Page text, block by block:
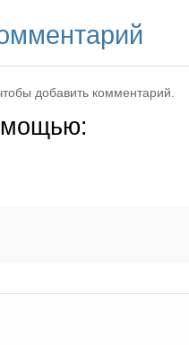
добавить комментарий.